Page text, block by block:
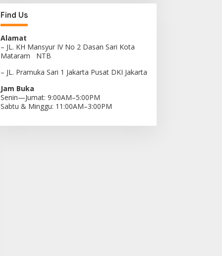
Find Us
Alamat
– JL. KH Mansyur IV No 2 Dasan Sari Kota
Mataram NTB
– JL. Pramuka Sari 1 Jakarta Pusat DKI Jakarta
Jam Buka
Senin—Jumat: 9:00AM–5:00PM
Sabtu & Minggu: 11:00AM–3:00PM